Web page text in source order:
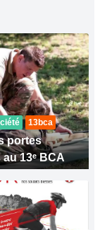
13bca
portes
13ᵉ BCA